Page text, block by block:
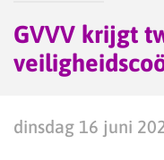
GVVV krijgt
dinsdag 16 juni